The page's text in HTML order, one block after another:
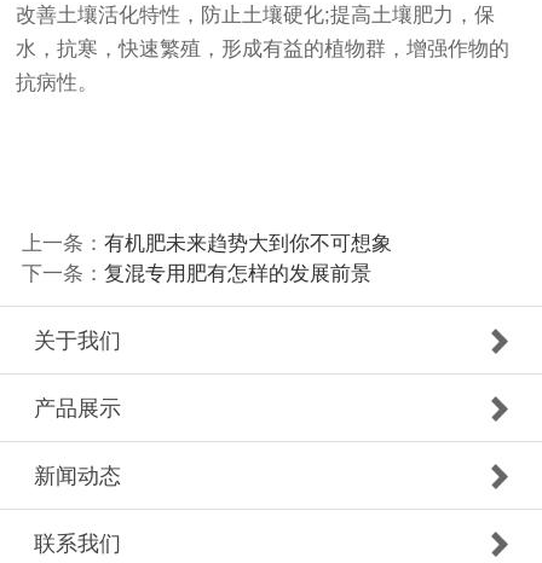
改善土壤活化特性，防止土壤硬化;提高土壤肥力，保
水，抗寒，快速繁殖，形成有益的植物群，增强作物的
抗病性。
上一条： 有机肥未来趋势大到你不可想象
下一条： 复混专用肥有怎样的发展前景
关于我们
产品展示
新闻动态
联系我们